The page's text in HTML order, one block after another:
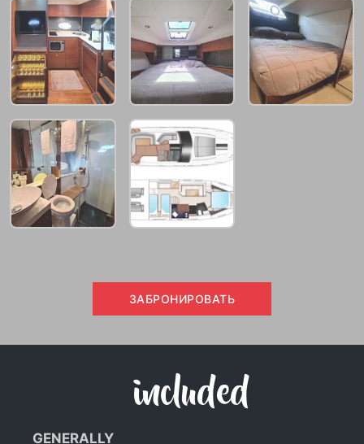
ЗАБРОНИРОВАТЬ
included
GENERALLY